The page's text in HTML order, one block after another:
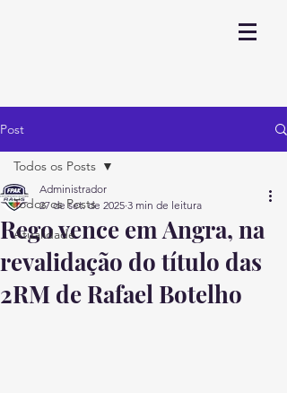
Post
Todos os Posts
Atualidade
Todos os Posts
Rego vence em Angra, na
revalidação do título das
2RM de Rafael Botelho
Administrador
27 de set. de 2025 3 min de leitura